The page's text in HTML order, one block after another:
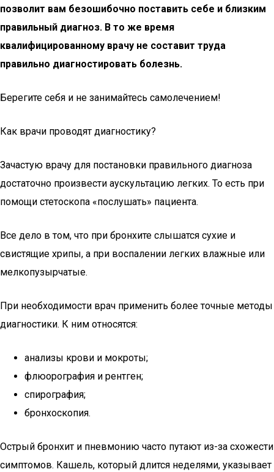
позволит вам безошибочно поставить себе и близким
правильный диагноз. В то же время
квалифицированному врачу не составит труда
правильно диагностировать болезнь.
Берегите себя и не занимайтесь самолечением!
Как врачи проводят диагностику?
Зачастую врачу для постановки правильного диагноза
достаточно произвести аускультацию легких. То есть при
помощи стетоскопа «послушать» пациента.
Все дело в том, что при бронхите слышатся сухие и
свистящие хрипы, а при воспалении легких влажные или
мелкопузырчатые.
При необходимости врач применить более точные методы
диагностики. К ним относятся:
анализы крови и мокроты;
флюорография и рентген;
спирография;
бронхоскопия.
Острый бронхит и пневмонию часто путают из-за схожести
симптомов. Кашель, который длится неделями, указывает